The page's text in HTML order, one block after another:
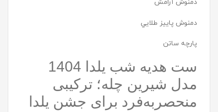
دمنوش آرامش
دمنوش پاييز طلايي
پارچه ساتن
ست هديه شب یلدا 1404
مدل شيرين چله؛ ترکیبی
منحصربه‌فرد برای جشن یلدا